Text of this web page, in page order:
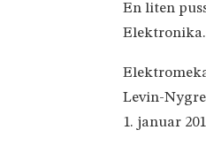
En liten
Elektronika.
Levin-
1. januar